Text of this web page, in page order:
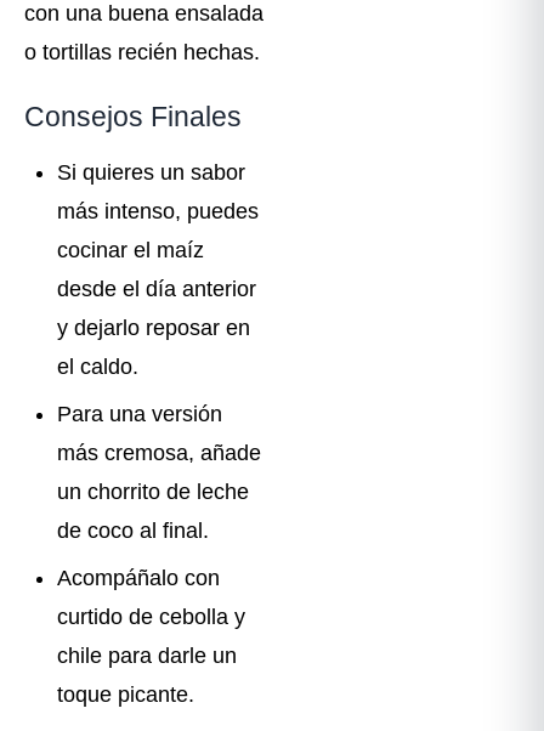
con una buena ensalada
o tortillas recién hechas.
Consejos Finales
Si quieres un sabor
más intenso, puedes
cocinar el maíz
desde el día anterior
y dejarlo reposar en
el caldo.
Para una versión
más cremosa, añade
un chorrito de leche
de coco al final.
Acompáñalo con
curtido de cebolla y
chile para darle un
toque picante.